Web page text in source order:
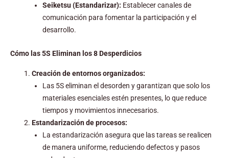
Seiketsu (Estandarizar): Establecer canales de
comunicación para fomentar la participación y el
desarrollo.
Cómo las 5S Eliminan los 8 Desperdicios
Creación de entornos organizados:
Las 5S eliminan el desorden y garantizan que solo los
materiales esenciales estén presentes, lo que reduce
tiempos y movimientos innecesarios.
Estandarización de procesos:
La estandarización asegura que las tareas se realicen
de manera uniforme, reduciendo defectos y pasos